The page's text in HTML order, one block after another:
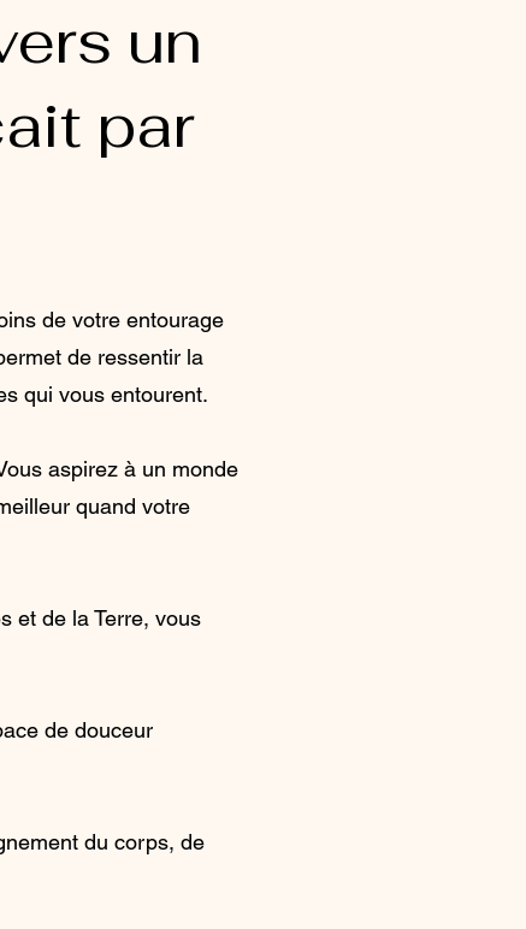
un
par
de votre entourage
de ressentir la
qui vous entourent.
aspirez à un monde
quand votre
et de la Terre, vous
de douceur
du corps, de